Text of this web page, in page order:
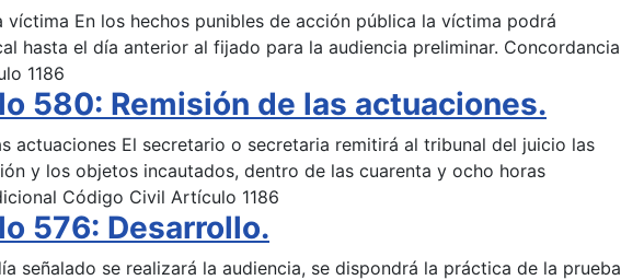
En los hechos punibles de acción pública la víctima podrá
hasta el día anterior al fijado para la audiencia preliminar. Concordancia
1186
580: Remisión de las actuaciones.
actuaciones El secretario o secretaria remitirá al tribunal del juicio las
y los objetos incautados, dentro de las cuarenta y ocho horas
Código Civil Artículo 1186
576: Desarrollo.
señalado se realizará la audiencia, se dispondrá la práctica de la prueba